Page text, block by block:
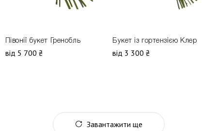
Півонії букет Гренобль
від 5 700 ₴
Букет із гортензією Клер
від 3 300 ₴
Завантажити ще